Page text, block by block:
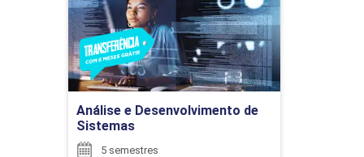
72
ATIVIDADES COMPLEMENTARES
FABRÍCIO PELIZER DE ALMEIDA
FLORISVALDO CARDOZO BOMFIM JUNIOR
Análise e Desenvolvimento de
Sistemas
5 semestres
Detalhes do curso
Ir para Inscrição